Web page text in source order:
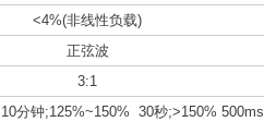
<4%(非线性负载)
正弦波
3:1
分钟;125%~150% 30秒;>150% 500ms